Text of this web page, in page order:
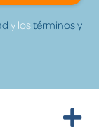
y lostérminos y